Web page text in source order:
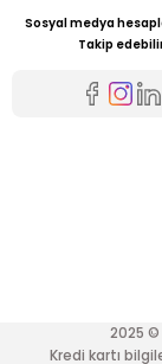
Sosyal medya
Takip
2025 ©
Kredi kartı